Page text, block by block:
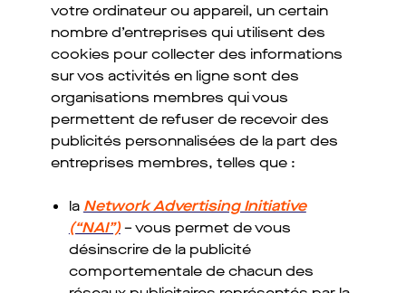
votre ordinateur ou appareil, un certain
nombre d’entreprises qui utilisent des
cookies pour collecter des informations
sur vos activités en ligne sont des
organisations membres qui vous
permettent de refuser de recevoir des
publicités personnalisées de la part des
entreprises membres, telles que :
la Network Advertising Initiative
(“NAI”)– vous permet de vous
désinscrire de la publicité
comportementale de chacun des